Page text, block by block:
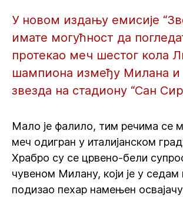
У новом издању емисије
имате могућност да
протекао меч шестог кола
шампиона између Милана
звезда на стадиону “Сан
Мало је фалило, тим речима се
меч oдигран у италијанском
Храбро су се црвено-бели
чувеном Милану, који је у седам
подизао пехар намењен